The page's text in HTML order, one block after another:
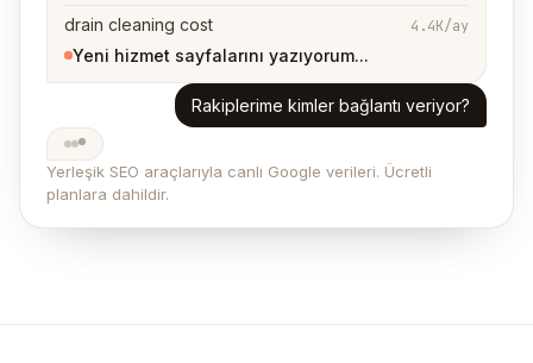
drain cleaning cost 4.4K/ay
Yeni hizmet sayfalarını yazıyorum...
Rakiplerime kimler bağlantı veriyor?
Yerleşik SEO araçlarıyla canlı Google verileri. Ücretli
planlara dahildir.